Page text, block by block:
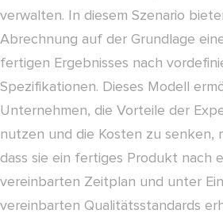
verwalten. In diesem Szenario
Abrechnung auf der Grundlage
fertigen Ergebnisses nach
Spezifikationen. Dieses Modell
Unternehmen, die Vorteile der
nutzen und die Kosten zu senken,
dass sie ein fertiges Produkt nach
vereinbarten Zeitplan und unter
vereinbarten Qualitätsstandards